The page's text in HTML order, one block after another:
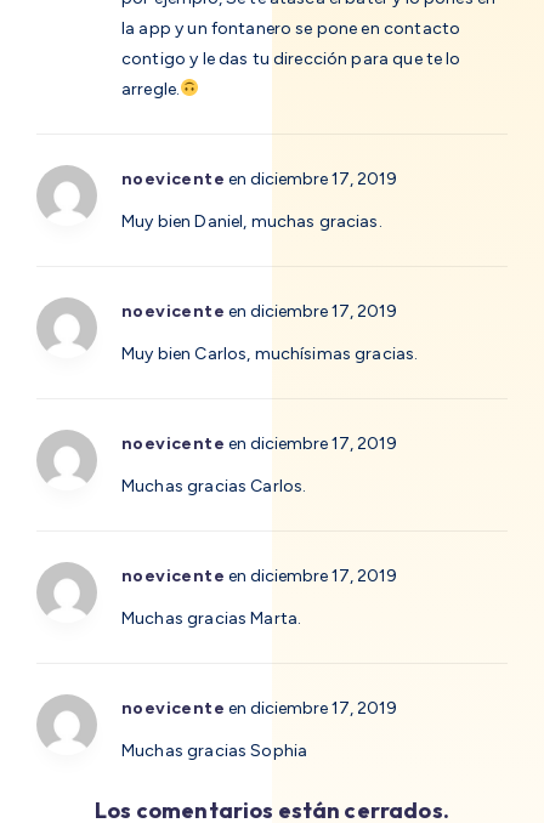
la app y un fontanero se pone en contacto
contigo y le das tu dirección para que te lo
arregle.
noevicente en diciembre 17, 2019
Muy bien Daniel, muchas gracias.
noevicente en diciembre 17, 2019
Muy bien Carlos, muchísimas gracias.
noevicente en diciembre 17, 2019
Muchas gracias Carlos.
noevicente en diciembre 17, 2019
Muchas gracias Marta.
noevicente en diciembre 17, 2019
Muchas gracias Sophia
Los comentarios están cerrados.